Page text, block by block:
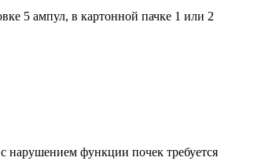
5 ампул, в картонной пачке 1 или 2
нарушением функции почек требуется